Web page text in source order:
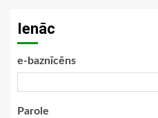
Ienāc
e-baznīcēns
Parole